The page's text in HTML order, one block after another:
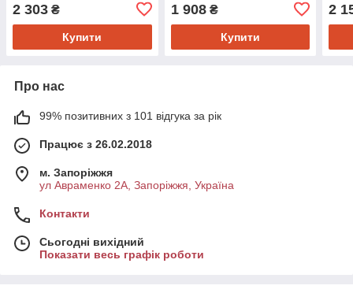
2 303 ₴
Купити
1 908₴
Купити
2
Про нас
99% позитивних з 101 відгука за рік
Працює з 26.02.2018
м. Запоріжжя
ул Авраменко 2А, Запоріжжя, Україна
Контакти
Сьогодні вихідний
Показати весь графік роботи